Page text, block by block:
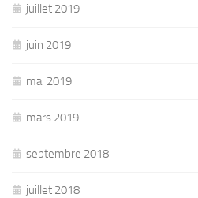
juillet 2019
juin 2019
mai 2019
mars 2019
septembre 2018
juillet 2018